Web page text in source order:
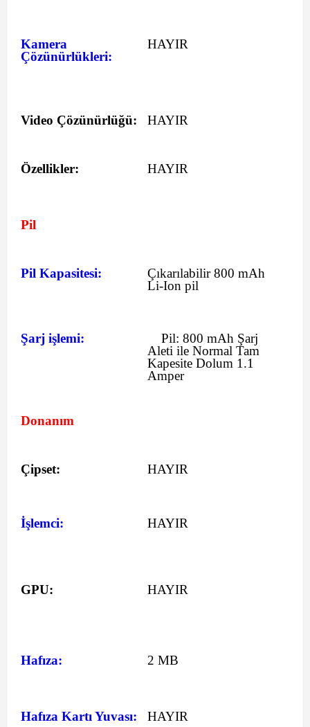
Kamera
Çözünürlükleri:
HAYIR
Video Çözünürlüğü: HAYIR
Özellikler: HAYIR
Pil
Pil Kapasitesi:
Çıkarılabilir 800 mAh
Li-Ion pil
Şarj işlemi: Pil: 800 mAh Şarj
Aleti ile Normal Tam
Kapesite Dolum 1.1
Amper
Donanım
Çipset: HAYIR
İşlemci: HAYIR
GPU: HAYIR
Hafıza: 2 MB
Hafıza Kartı Yuvası: HAYIR